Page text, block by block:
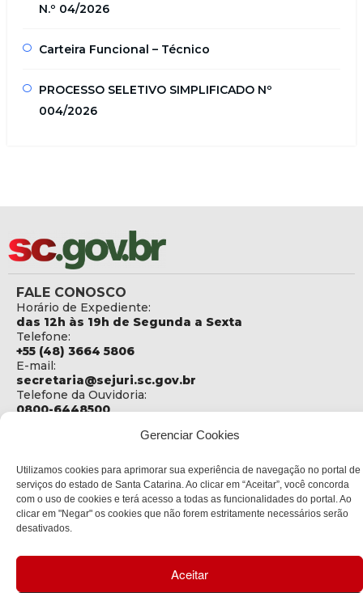
Gerenciar Cookies
Utilizamos cookies para aprimorar sua experiência de navegação no portal de
serviços do estado de Santa Catarina. Ao clicar em “Aceitar”, você concorda
com o uso de cookies e terá acesso a todas as funcionalidades do portal. Ao
clicar em "Negar" os cookies que não forem estritamente necessários serão
desativados.
Aceitar
N.º 04/2026
Carteira Funcional – Técnico
PROCESSO SELETIVO SIMPLIFICADO Nº
004/2026
FALE CONOSCO
Horário de Expediente:
das 12h às 19h de Segunda a Sexta
Telefone:
+55 (48) 3664 5806
E-mail:
secretaria@sejuri.sc.gov.br
Telefone da Ouvidoria:
0800-6448500
Social
Rua Fúlvio Aducci, 1214 - Loja 06
Bairro:
Estreito - Florianópolis - SC
88075-000